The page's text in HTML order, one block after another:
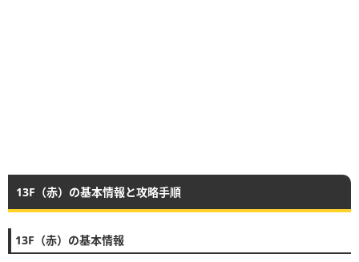
13F（赤）の基本情報と攻略手順
13F（赤）の基本情報